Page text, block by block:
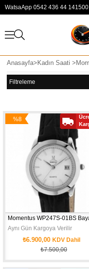
WatsaApp 0542 436 44 14
Anasayfa> Kadın Saati >
Filtreleme
Aynı Gün Kargoya Verilir
₺6.900,00 KDV Dahil
₺7.500,00
%8